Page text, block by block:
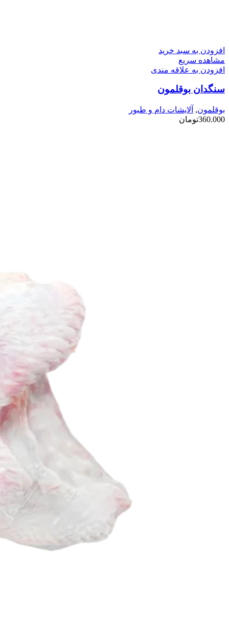
افزودن به سبد خرید
مشاهده سریع
افزودن به علاقه مندی
سنگدان بوقلمون
بوقلمون, آلایشات دام و طیور
360.000تومان